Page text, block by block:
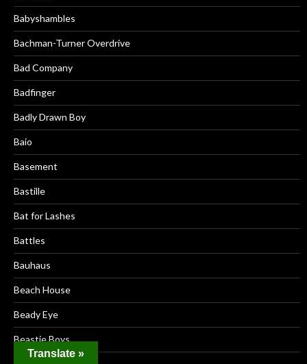
Babyshambles
Bachman-Turner Overdrive
Bad Company
Badfinger
Badly Drawn Boy
Baio
Basement
Bastille
Bat for Lashes
Battles
Bauhaus
Beach House
Beady Eye
Beastie Boys
Translate »